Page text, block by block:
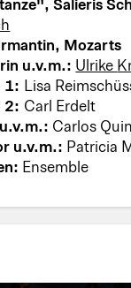
Mozarts
u.v.m.:
1: Lisa
2: Carl Erdelt
Carlos
u.v.m.: Patricia
Ensemble